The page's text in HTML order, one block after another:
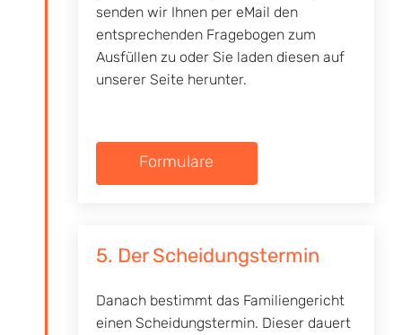
senden wir Ihnen per eMail den
entsprechenden Fragebogen zum
Ausfüllen zu oder Sie laden diesen auf
unserer Seite herunter.
Formulare
5. Der Scheidungstermin
Danach bestimmt das Familiengericht
einen Scheidungstermin. Dieser dauert